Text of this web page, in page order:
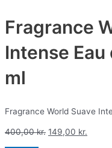
Fragrance
Intense Eau
ml
Fragrance World Suave
400,00kr. 149,00 kr.